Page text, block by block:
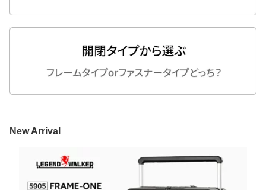
New Arrival